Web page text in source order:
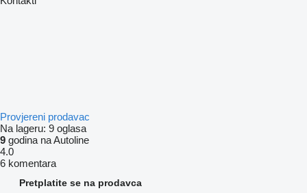
Provjereni prodavac
Na lageru: 9 oglasa
9 godina na Autoline
4.0
6 komentara
Pretplatite se na prodavca